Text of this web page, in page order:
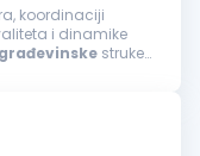
koordinaciji
i dinamike
građevinske struke